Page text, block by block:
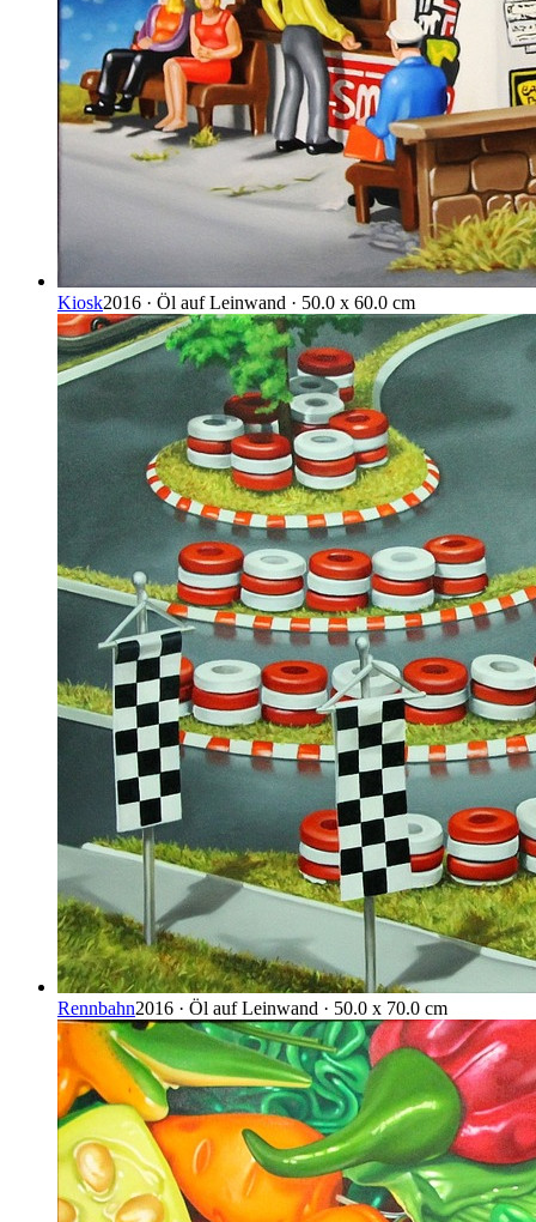
Kiosk2016 · Öl auf Leinwand · 50.0 x 60.0 cm
Rennbahn2016 · Öl auf Leinwand · 50.0 x 70.0 cm